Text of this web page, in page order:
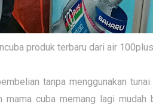
produk terbaru dari air 100plus
tanpa menggunakan
cuba memang lagi mudah